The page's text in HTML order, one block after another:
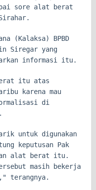
sore alat berat
(Kalaksa) BPBD
Siregar yang
informasi itu.
itu atas
karena mau
di
untuk digunakan
keputusan Pak
alat berat itu.
masih bekerja
terangnya.